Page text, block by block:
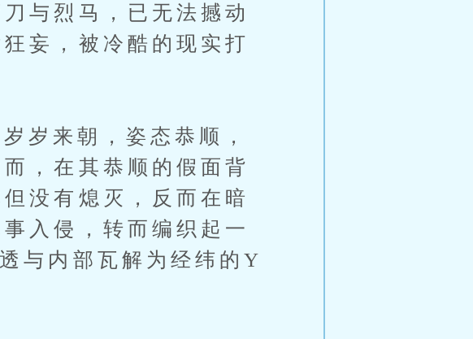
与烈马，已无法撼动
妄，被冷酷的现实打
来朝，姿态恭顺，
，在其恭顺的假面背
没有熄灭，反而在暗
入侵，转而编织起一
与内部瓦解为经纬的Y